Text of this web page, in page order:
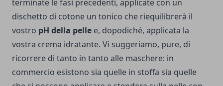
terminate le fasi precedenti, applicate con un
dischetto di cotone un tonico che riequilibrerà il
vostro pH della pelle e, dopodiché, applicata la
vostra crema idratante. Vi suggeriamo, pure, di
ricorrere di tanto in tanto alle maschere: in
commercio esistono sia quelle in stoffa sia quelle